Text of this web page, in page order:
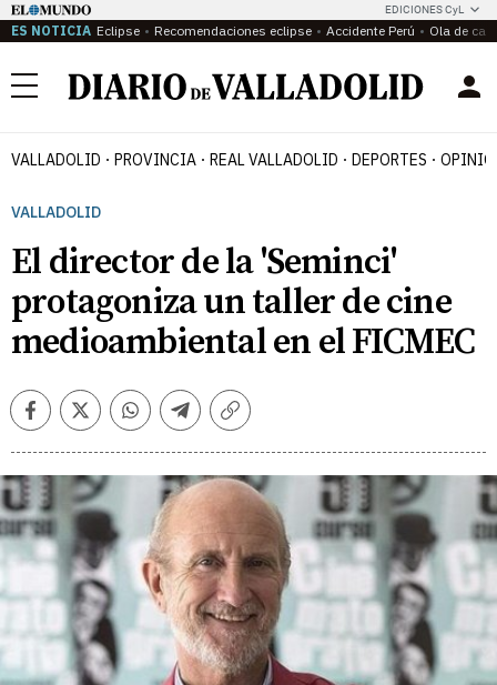
EDICIONES CyL
ES NOTICIA Eclipse Recomendaciones eclipse Accidente Perú Ola de
Menú
VALLADOLID PROVINCIA REAL VALLADOLID DEPORTES
VALLADOLID
El director de la 'Seminci'
protagoniza un taller de cine
medioambiental en el FICMEC
FacebookTwitterWhatsappTelegramCopiar